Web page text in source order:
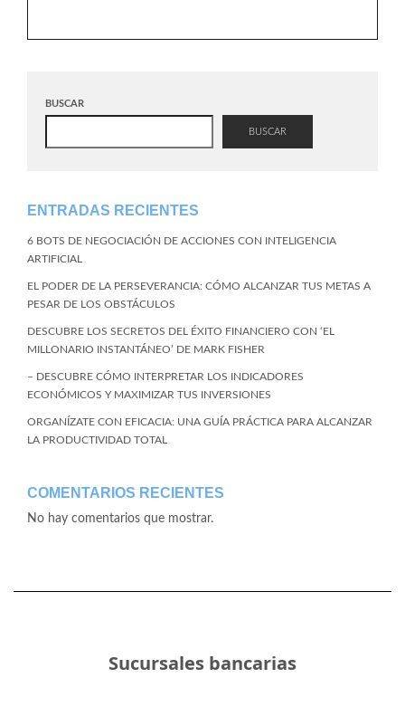
BUSCAR
BUSCAR
ENTRADAS RECIENTES
6 BOTS DE NEGOCIACIÓN DE ACCIONES CON INTELIGENCIA
ARTIFICIAL
EL PODER DE LA PERSEVERANCIA: CÓMO ALCANZAR TUS METAS A
PESAR DE LOS OBSTÁCULOS
DESCUBRE LOS SECRETOS DEL ÉXITO FINANCIERO CON ‘EL
MILLONARIO INSTANTÁNEO’ DE MARK FISHER
– DESCUBRE CÓMO INTERPRETAR LOS INDICADORES
ECONÓMICOS Y MAXIMIZAR TUS INVERSIONES
ORGANÍZATE CON EFICACIA: UNA GUÍA PRÁCTICA PARA ALCANZAR
LA PRODUCTIVIDAD TOTAL
COMENTARIOS RECIENTES
No hay comentarios que mostrar.
Sucursales bancarias